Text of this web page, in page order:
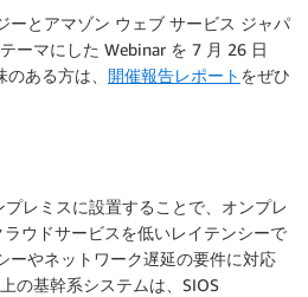
ーとアマゾン ウェブ サービス ジャパ
ーマにした Webinar を 7 月 26 日
ある方は、 開催報告レポート をぜひ
レミスに設置することで、オンプレ
ラウドサービスを低いレイテンシーで
ーやネットワーク遅延の要件に対応
の基幹系システムは、SIOS